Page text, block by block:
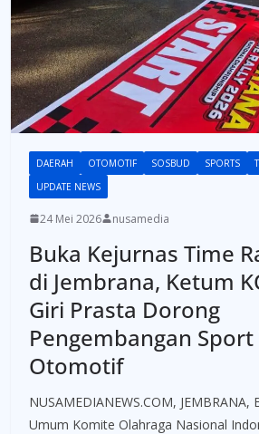
DAERAH OTOMOTIF SOSBUD SPORTS
UPDATE NEWS
24 Mei 2026 nusamedia
Buka Kejurnas Time
di Jembrana, Ketum
Giri Prasta Dorong
Pengembangan
Otomotif
NUSAMEDIANEWS.COM, JEMBRANA,
Umum Komite Olahraga Nasional